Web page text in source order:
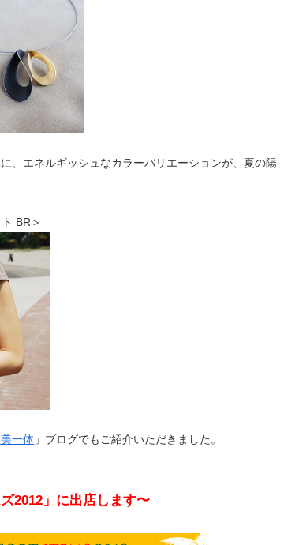
、エネルギッシュなカラーバリエーションが、夏の陽
BR＞
一体 」ブログでもご紹介いただきました。
2012」に出店します〜